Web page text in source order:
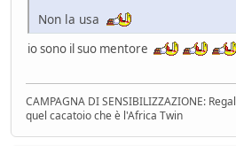
Non la usa
io sono il suo mentore
CAMPAGNA DI SENSIBILIZZAZIONE:
quel cacatoio che è l'Africa Twin